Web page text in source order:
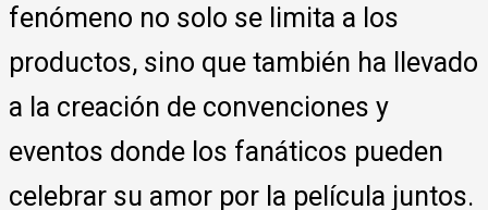
fenómeno no solo se limita a los
productos, sino que también ha llevado
a la creación de convenciones y
eventos donde los fanáticos pueden
celebrar su amor por la película juntos.